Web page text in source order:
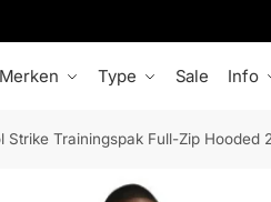
Merken Type Sale Info
Strike Trainingspak Full-Zip Hooded